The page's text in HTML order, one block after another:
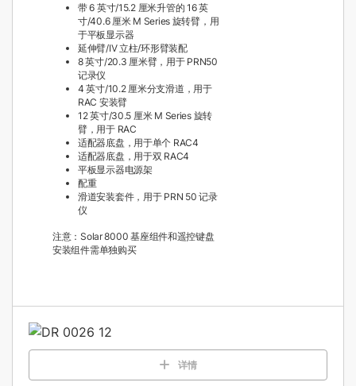
带 6 英寸/15.2 厘米升管的 16 英
寸/40.6 厘米 M Series 旋转臂，用
于平板显示器
延伸臂/IV 立柱/环形臂装配
8 英寸/20.3 厘米臂，用于 PRN50
记录仪
4 英寸/10.2 厘米分支滑道，用于
RAC 安装臂
12 英寸/30.5 厘米 M Series 旋转
臂，用于 RAC
适配器底盘，用于单个 RAC4
适配器底盘，用于双 RAC4
平板显示器电源架
配重
滑道安装套件，用于 PRN 50 记录
仪
注意：Solar 8000 基座组件和遥控键盘
安装组件需单独购买
详情